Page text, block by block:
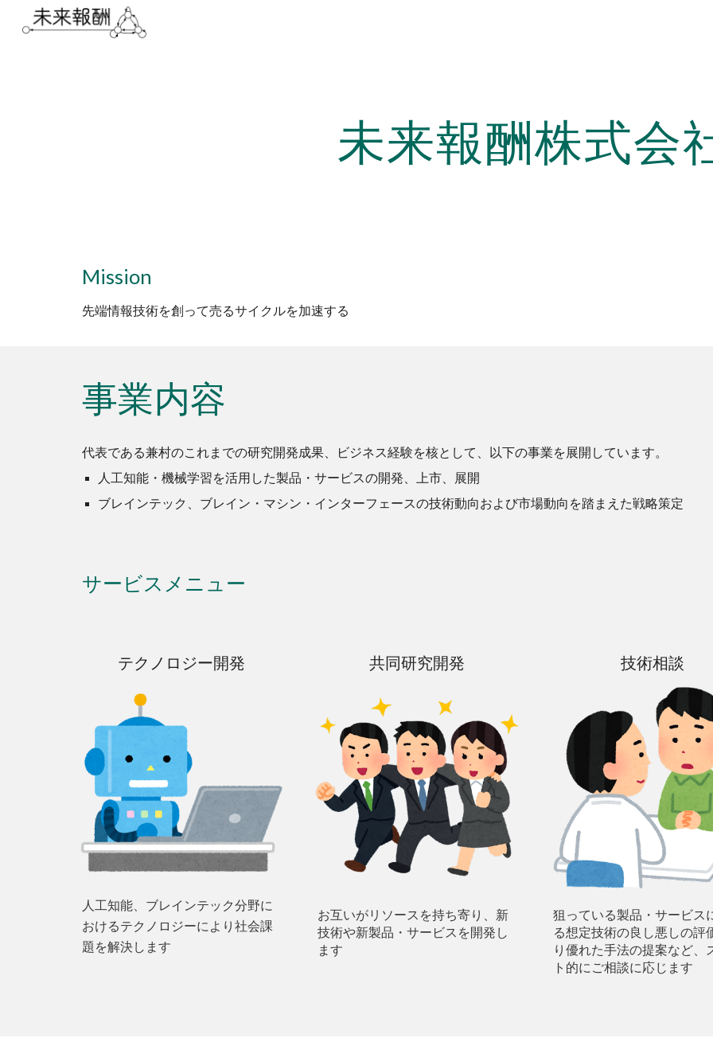
未来報酬株式会
Mission
先端情報技術を創って売るサイクルを加速する
事業内容
代表である兼村のこれまでの研究開発成果、ビジネス経験を核として、以下の事業を展開しています。
人工知能・機械学習を活用した製品・サービスの開発、上市、展開
ブレインテック、ブレイン・マシン・インターフェースの技術動向および市場動向を踏まえた戦略策定
サービスメニュー
テクノロジー開発
人工知能、ブレインテック分野に
おけるテクノロジーにより社会課
題を解決します
共同研究開発
お互いがリソースを持ち寄り、新
技術や新製品・サービスを開発し
ます
技術相談
狙っている製品・サービス
る想定技術の良し悪しの評
り優れた手法の提案など、
ト的にご相談に応じます